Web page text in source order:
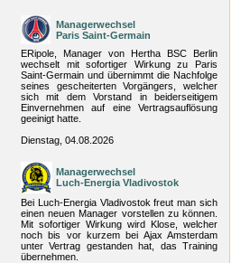
Managerwechsel
Paris Saint-Germain
ERipole, Manager von Hertha BSC Berlin
wechselt mit sofortiger Wirkung zu Paris
Saint-Germain und übernimmt die Nachfolge
seines gescheiterten Vorgängers, welcher
sich mit dem Vorstand in beiderseitigem
Einvernehmen auf eine Vertragsauflösung
geeinigt hatte.
Dienstag, 04.08.2026
Managerwechsel
Luch-Energia Vladivostok
Bei Luch-Energia Vladivostok freut man sich
einen neuen Manager vorstellen zu können.
Mit sofortiger Wirkung wird Klose, welcher
noch bis vor kurzem bei Ajax Amsterdam
unter Vertrag gestanden hat, das Training
übernehmen.